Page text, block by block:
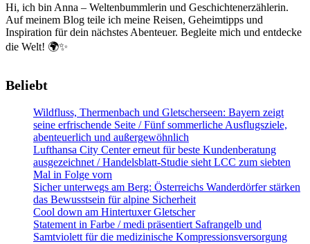
Hi, ich bin Anna – Weltenbummlerin und Geschichtenerzählerin.
Auf meinem Blog teile ich meine Reisen, Geheimtipps und
Inspiration für dein nächstes Abenteuer. Begleite mich und entdecke
die Welt! 🌍✨
Beliebt
Wildfluss, Thermenbach und Gletscherseen: Bayern zeigt
seine erfrischende Seite / Fünf sommerliche Ausflugsziele,
abenteuerlich und außergewöhnlich
Lufthansa City Center erneut für beste Kundenberatung
ausgezeichnet / Handelsblatt-Studie sieht LCC zum siebten
Mal in Folge vorn
Sicher unterwegs am Berg: Österreichs Wanderdörfer stärken
das Bewusstsein für alpine Sicherheit
Cool down am Hintertuxer Gletscher
Statement in Farbe / medi präsentiert Safrangelb und
Samtviolett für die medizinische Kompressionsversorgung